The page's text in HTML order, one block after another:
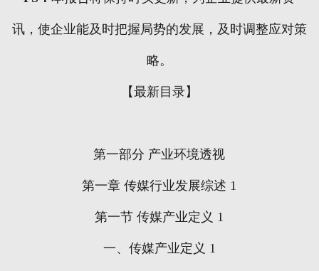
讯，使企业能及时把握局势的发展，及时调整应对策
略。
【最新目录】
第一部分 产业环境透视
第一章 传媒行业发展综述 1
第一节 传媒产业定义 1
一、传媒产业定义 1